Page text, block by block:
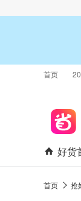
首页
好货
首页 抢